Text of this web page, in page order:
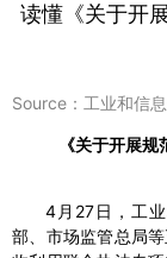
读懂《关于开
Source：工业和信
《关于开展
4月27日，工
部、市场监管总局